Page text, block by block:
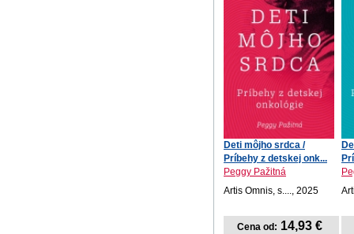
Deti môjho srdca /
Príbehy z detskej onk...
Peggy Pažitná
Artis Omnis, s...., 2025
Cena od: 14,93 €